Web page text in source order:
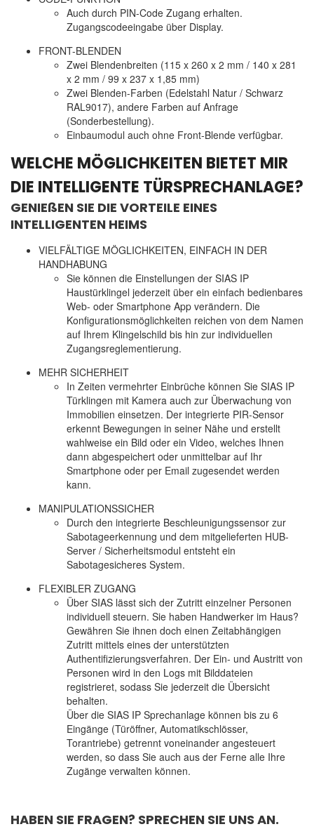
Auch durch PIN-Code Zugang erhalten.
Zugangscodeeingabe über Display.
FRONT-BLENDEN
Zwei Blendenbreiten (115 x 260 x 2 mm / 140 x 281
x 2 mm / 99 x 237 x 1,85 mm)
Zwei Blenden-Farben (Edelstahl Natur / Schwarz
RAL9017), andere Farben auf Anfrage
(Sonderbestellung).
Einbaumodul auch ohne Front-Blende verfügbar.
WELCHE MÖGLICHKEITEN BIETET MIR
DIE INTELLIGENTE TÜRSPRECHANLAGE?
GENIEßEN SIE DIE VORTEILE EINES
INTELLIGENTEN HEIMS
VIELFÄLTIGE MÖGLICHKEITEN, EINFACH IN DER
HANDHABUNG
Sie können die Einstellungen der SIAS IP
Haustürklingel jederzeit über ein einfach bedienbares
Web- oder Smartphone App verändern. Die
Konfigurationsmöglichkeiten reichen von dem Namen
auf Ihrem Klingelschild bis hin zur individuellen
Zugangsreglementierung.
MEHR SICHERHEIT
In Zeiten vermehrter Einbrüche können Sie SIAS IP
Türklingen mit Kamera auch zur Überwachung von
Immobilien einsetzen. Der integrierte PIR-Sensor
erkennt Bewegungen in seiner Nähe und erstellt
wahlweise ein Bild oder ein Video, welches Ihnen
dann abgespeichert oder unmittelbar auf Ihr
Smartphone oder per Email zugesendet werden
kann.
MANIPULATIONSSICHER
Durch den integrierte Beschleunigungssensor zur
Sabotageerkennung und dem mitgelieferten HUB-
Server / Sicherheitsmodul entsteht ein
Sabotagesicheres System.
FLEXIBLER ZUGANG
Über SIAS lässt sich der Zutritt einzelner Personen
individuell steuern. Sie haben Handwerker im Haus?
Gewähren Sie ihnen doch einen Zeitabhängigen
Zutritt mittels eines der unterstützten
Authentifizierungsverfahren. Der Ein- und Austritt von
Personen wird in den Logs mit Bilddateien
registrieret, sodass Sie jederzeit die Übersicht
behalten.
Über die SIAS IP Sprechanlage können bis zu 6
Eingänge (Türöffner, Automatikschlösser,
Torantriebe) getrennt voneinander angesteuert
werden, so dass Sie auch aus der Ferne alle Ihre
Zugänge verwalten können.
HABEN SIE FRAGEN? SPRECHEN SIE UNS AN.